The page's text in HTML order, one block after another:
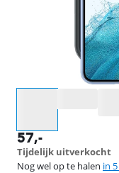
57,-
Tijdelijk uitverkocht
Nog wel op te halen in